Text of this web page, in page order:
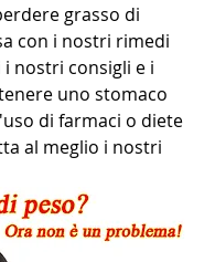
grasso di
con i nostri rimedi
i nostri consigli e i
uno stomaco
di farmaci o diete
al meglio i nostri